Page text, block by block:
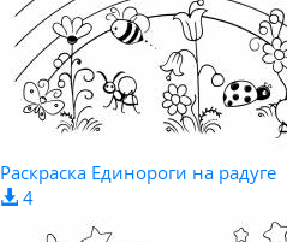
Раскраска Единороги на радуге
4